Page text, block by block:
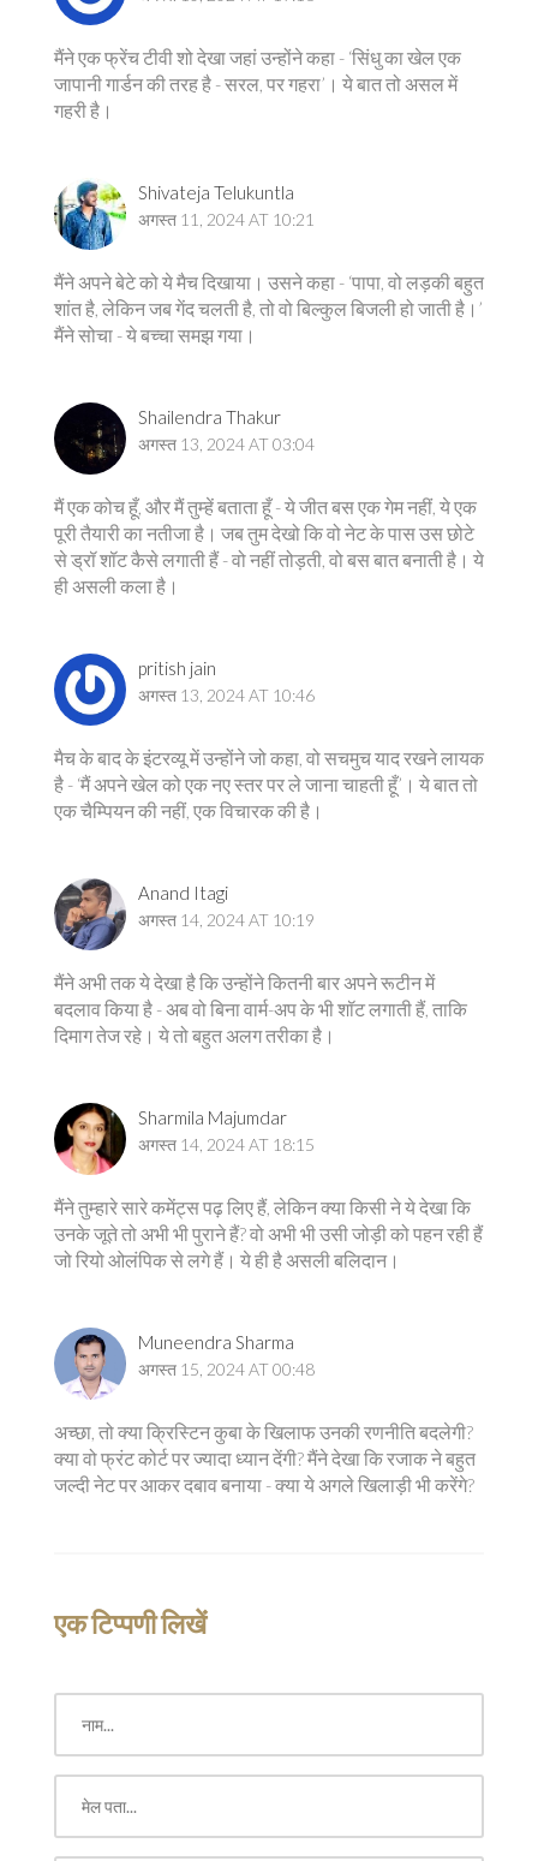
मैंने एक फ्रेंच टीवी शो देखा जहां उन्होंने कहा - ‘सिंधु का खेल एक
जापानी गार्डन की तरह है - सरल, पर गहरा’। ये बात तो असल में
गहरी है।
Shivateja Telukuntla
अगस्त 11, 2024 AT 10:21
मैंने अपने बेटे को ये मैच दिखाया। उसने कहा - ‘पापा, वो लड़की बहुत
शांत है, लेकिन जब गेंद चलती है, तो वो बिल्कुल बिजली हो जाती है।’
मैंने सोचा - ये बच्चा समझ गया।
Shailendra Thakur
अगस्त 13, 2024 AT 03:04
मैं एक कोच हूँ, और मैं तुम्हें बताता हूँ - ये जीत बस एक गेम नहीं, ये एक
पूरी तैयारी का नतीजा है। जब तुम देखो कि वो नेट के पास उस छोटे
से ड्रॉ शॉट कैसे लगाती हैं - वो नहीं तोड़ती, वो बस बात बनाती है। ये
ही असली कला है।
pritish jain
अगस्त 13, 2024 AT 10:46
मैच के बाद के इंटरव्यू में उन्होंने जो कहा, वो सचमुच याद रखने लायक
है - ‘मैं अपने खेल को एक नए स्तर पर ले जाना चाहती हूँ’। ये बात तो
एक चैम्पियन की नहीं, एक विचारक की है।
Anand Itagi
अगस्त 14, 2024 AT 10:19
मैंने अभी तक ये देखा है कि उन्होंने कितनी बार अपने रूटीन में
बदलाव किया है - अब वो बिना वार्म-अप के भी शॉट लगाती हैं, ताकि
दिमाग तेज रहे। ये तो बहुत अलग तरीका है।
Sharmila Majumdar
अगस्त 14, 2024 AT 18:15
मैंने तुम्हारे सारे कमेंट्स पढ़ लिए हैं, लेकिन क्या किसी ने ये देखा कि
उनके जूते तो अभी भी पुराने हैं? वो अभी भी उसी जोड़ी को पहन रही हैं
जो रियो ओलंपिक से लगे हैं। ये ही है असली बलिदान।
Muneendra Sharma
अगस्त 15, 2024 AT 00:48
अच्छा, तो क्या क्रिस्टिन कुबा के खिलाफ उनकी रणनीति बदलेगी?
क्या वो फ्रंट कोर्ट पर ज्यादा ध्यान देंगी? मैंने देखा कि रजाक ने बहुत
जल्दी नेट पर आकर दबाव बनाया - क्या ये अगले खिलाड़ी भी करेंगे?
एक टिप्पणी लिखें